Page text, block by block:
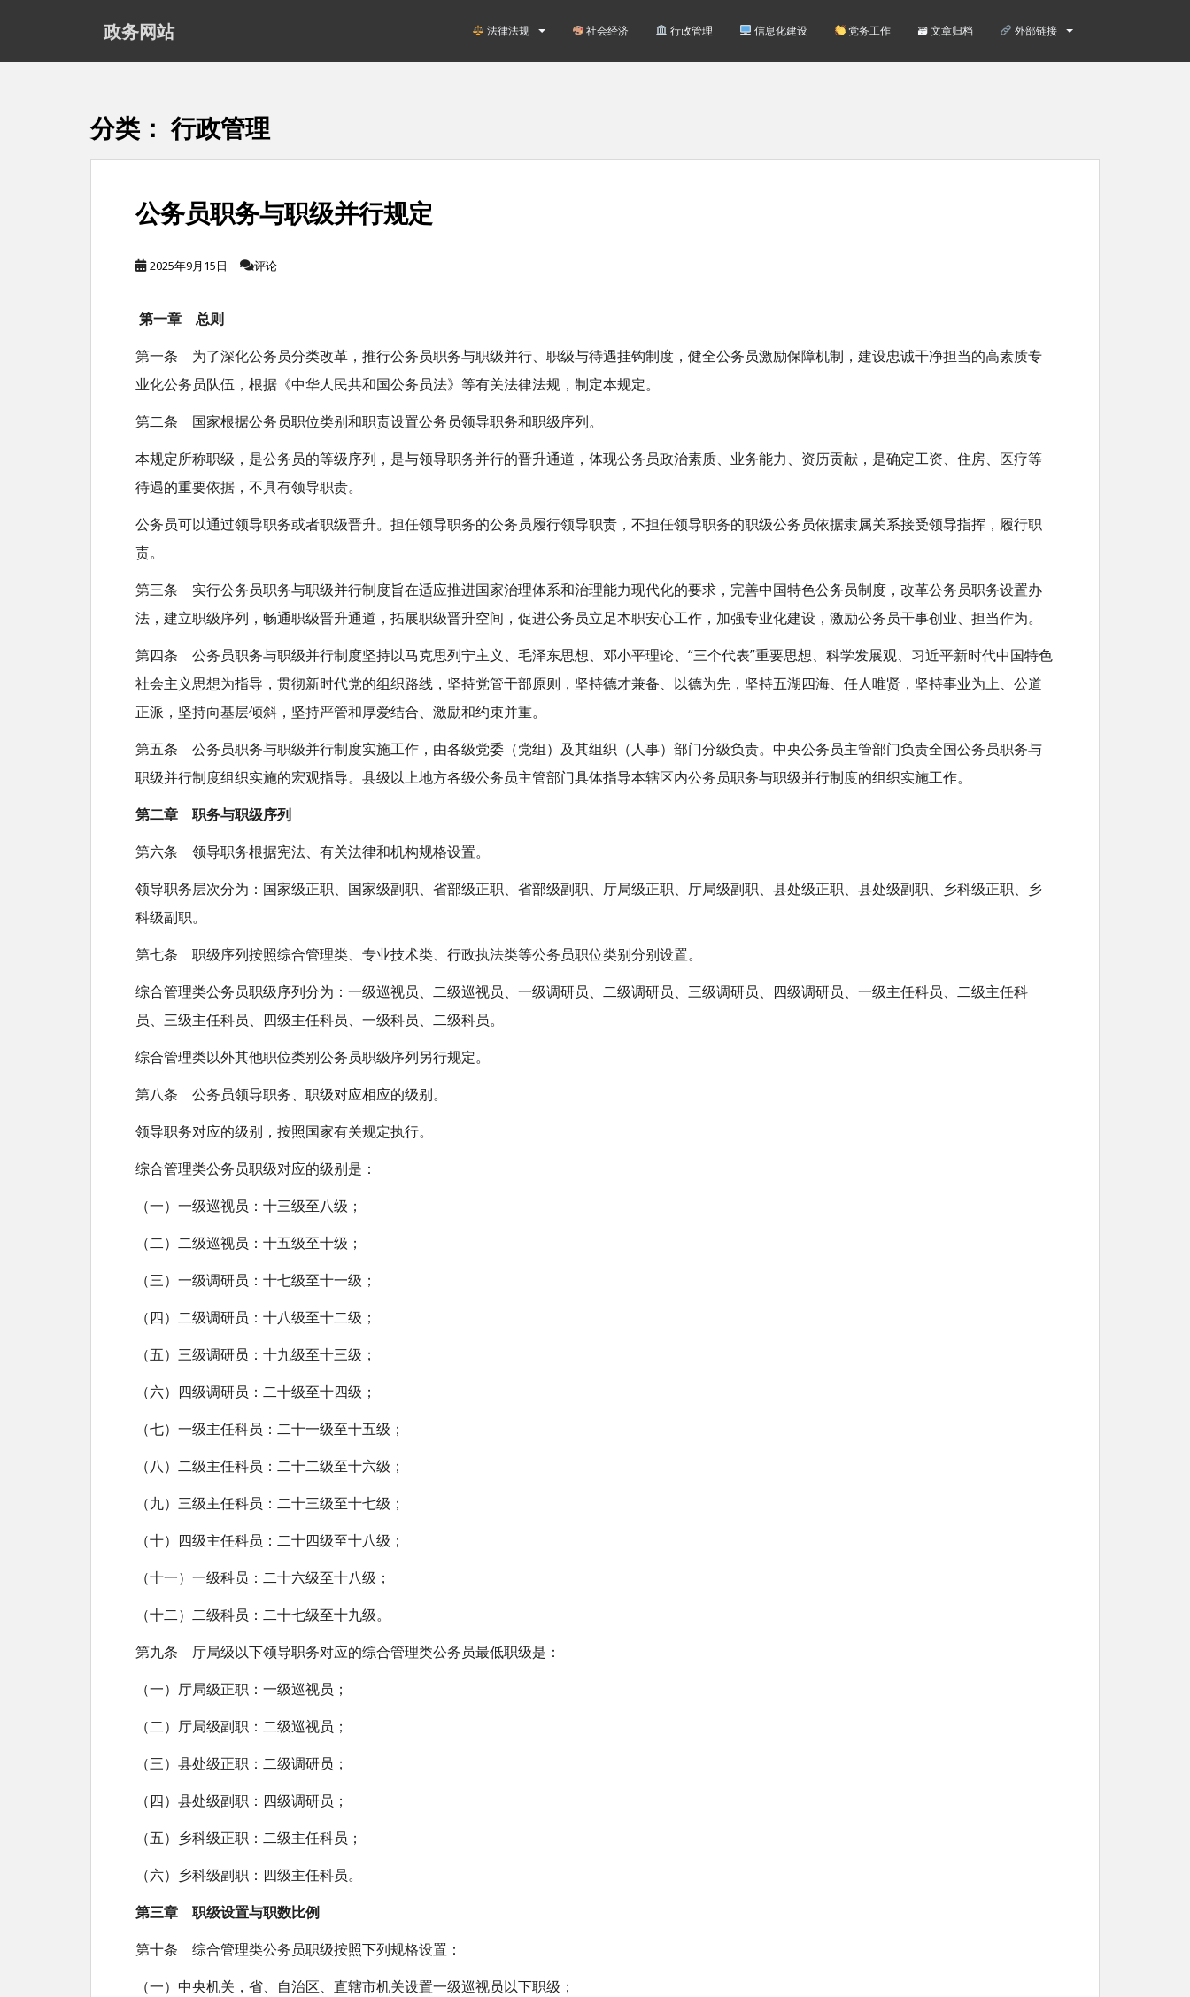
i
政务网站 法律法规 社会经济 行政管理 信息化建设 党务工作 🗃 文章归档 外部链接
分类： 行政管理
公务员职务与职级并行规定
2025年9月15日 评论
第一章 总则
第一条 为了深化公务员分类改革，推行公务员职务与职级并行、职级与待遇挂钩制度，健全公务员激励保障机制，建设忠诚干净担当的高素质专
业化公务员队伍，根据《中华人民共和国公务员法》等有关法律法规，制定本规定。
第二条 国家根据公务员职位类别和职责设置公务员领导职务和职级序列。
本规定所称职级，是公务员的等级序列，是与领导职务并行的晋升通道，体现公务员政治素质、业务能力、资历贡献，是确定工资、住房、医疗等
待遇的重要依据，不具有领导职责。
公务员可以通过领导职务或者职级晋升。担任领导职务的公务员履行领导职责，不担任领导职务的职级公务员依据隶属关系接受领导指挥，履行职
责。
第三条 实行公务员职务与职级并行制度旨在适应推进国家治理体系和治理能力现代化的要求，完善中国特色公务员制度，改革公务员职务设置办
法，建立职级序列，畅通职级晋升通道，拓展职级晋升空间，促进公务员立足本职安心工作，加强专业化建设，激励公务员干事创业、担当作为。
第四条 公务员职务与职级并行制度坚持以马克思列宁主义、毛泽东思想、邓小平理论、“三个代表”重要思想、科学发展观、习近平新时代中国特色
社会主义思想为指导，贯彻新时代党的组织路线，坚持党管干部原则，坚持德才兼备、以德为先，坚持五湖四海、任人唯贤，坚持事业为上、公道
正派，坚持向基层倾斜，坚持严管和厚爱结合、激励和约束并重。
第五条 公务员职务与职级并行制度实施工作，由各级党委（党组）及其组织（人事）部门分级负责。中央公务员主管部门负责全国公务员职务与
职级并行制度组织实施的宏观指导。县级以上地方各级公务员主管部门具体指导本辖区内公务员职务与职级并行制度的组织实施工作。
第二章 职务与职级序列
第六条 领导职务根据宪法、有关法律和机构规格设置。
领导职务层次分为：国家级正职、国家级副职、省部级正职、省部级副职、厅局级正职、厅局级副职、县处级正职、县处级副职、乡科级正职、乡
科级副职。
第七条 职级序列按照综合管理类、专业技术类、行政执法类等公务员职位类别分别设置。
综合管理类公务员职级序列分为：一级巡视员、二级巡视员、一级调研员、二级调研员、三级调研员、四级调研员、一级主任科员、二级主任科
员、三级主任科员、四级主任科员、一级科员、二级科员。
综合管理类以外其他职位类别公务员职级序列另行规定。
第八条 公务员领导职务、职级对应相应的级别。
领导职务对应的级别，按照国家有关规定执行。
综合管理类公务员职级对应的级别是：
（一）一级巡视员：十三级至八级；
（二）二级巡视员：十五级至十级；
（三）一级调研员：十七级至十一级；
（四）二级调研员：十八级至十二级；
（五）三级调研员：十九级至十三级；
（六）四级调研员：二十级至十四级；
（七）一级主任科员：二十一级至十五级；
（八）二级主任科员：二十二级至十六级；
（九）三级主任科员：二十三级至十七级；
（十）四级主任科员：二十四级至十八级；
（十一）一级科员：二十六级至十八级；
（十二）二级科员：二十七级至十九级。
第九条 厅局级以下领导职务对应的综合管理类公务员最低职级是：
（一）厅局级正职：一级巡视员；
（二）厅局级副职：二级巡视员；
（三）县处级正职：二级调研员；
（四）县处级副职：四级调研员；
（五）乡科级正职：二级主任科员；
（六）乡科级副职：四级主任科员。
第三章 职级设置与职数比例
第十条 综合管理类公务员职级按照下列规格设置：
（一）中央机关，省、自治区、直辖市机关设置一级巡视员以下职级；